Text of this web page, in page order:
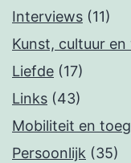
Interviews (11)
Kunst, cultuur en
Liefde (17)
Links (43)
Mobiliteit en
Persoonlijk (35)